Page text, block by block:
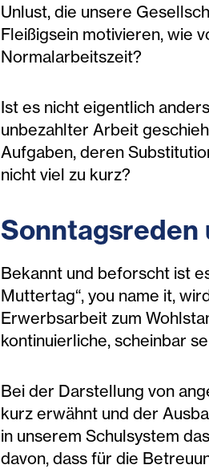
Unlust, die unsere
Fleißigsein motivieren, wie
Normalarbeitszeit?
Ist es nicht eigentlich
unbezahlter Arbeit
Aufgaben, deren
nicht viel zu kurz?
Bekannt und beforscht ist
Muttertag“, you name it,
Erwerbsarbeit zum
kontinuierliche, scheinbar
Bei der Darstellung von
kurz erwähnt und der
in unserem Schulsystem
davon, dass für die